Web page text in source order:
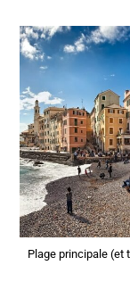
Plage principale (et